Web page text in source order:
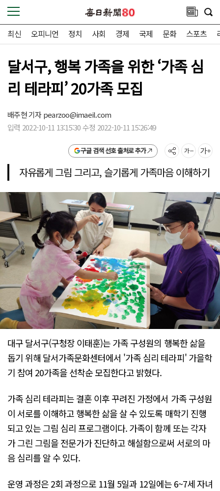
최신 오피니언 정치 사회 경제 국제 문화 스포츠
달서구, 행복 가족을 위한 ‘가족 심
리 테라피’ 20가족 모집
배주현 기자pearzoo@imaeil.com
입력 2022-10-11 13:15:30 수정 2022-10-11 15:26:49
구글 검색 선호 출처로 추가
자유롭게 그림 그리고, 슬기롭게 가족마음 이해하기
대구 달서구(구청장 이태훈)는 가족 구성원의 행복한 삶을
돕기 위해 달서가족문화센터에서 '가족 심리 테라피' 가을학
기 참여 20가족을 선착순 모집한다고 밝혔다.
가족 심리 테라피는 결혼 이후 꾸려진 가정에서 가족 구성원
이 서로를 이해하고 행복한 삶을 살 수 있도록 매학기 진행
되고 있는 그림 심리 프로그램이다. 가족이 함께 또는 각자
가 그린 그림을 전문가가 진단하고 해설함으로써 서로의 마
음 심리를 알 수 있다.
운영 과정은 2회 과정으로 11월 5일과 12일에는 6~7세 자녀